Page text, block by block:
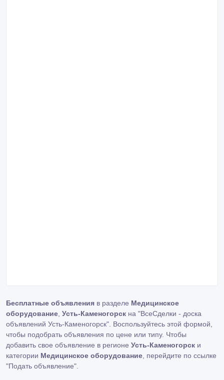
Бесплатные объявления в разделе Медицинское
оборудование Усть-Каменогорск на "ВсеСделки - доска
объявлений Усть-Каменогорск". Воспользуйтесь этой формой,
чтобы подобрать объявления по цене или типу. Чтобы
добавить свое объявление в регионе Усть-Каменогорск и
категории Медицинское оборудование , перейдите по ссылке
"Подать объявление"